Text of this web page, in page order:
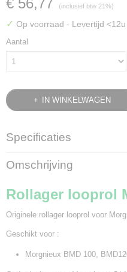
€ 56,77 (inclusief btw 21%)
✓ Op voorraad - Levertijd
Aantal
IN WINKELWAGEN
Specificaties
Bruto gewicht
0,76 Kg
Omschrijving
Rollager looprol
Originele rollager looprol voor
Geschikt voor :
Morgnieux BMD 100,